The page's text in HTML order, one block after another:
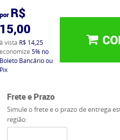
por R$
15,00
à vista R$ 14,25
economize 5% no
Boleto Bancário ou
Pix
Frete e Prazo
Simule o frete e o prazo de entrega
região: